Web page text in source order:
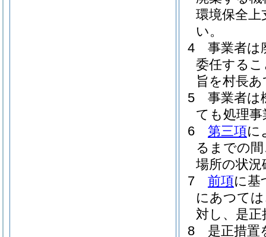
環境保全
い。
4
事業者は
委任する
旨を村長
5
事業者は
ても処理
6
第三項に
るまでの
場所の状
7
前項に基
にあつて
対し、是
8
是正措置